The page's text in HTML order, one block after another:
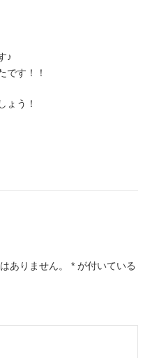
♪
です！！
ょう！
ありません。 * が付いている